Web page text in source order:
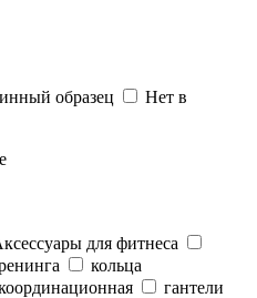
образец
Нет в
для фитнеса
кольца
гантели